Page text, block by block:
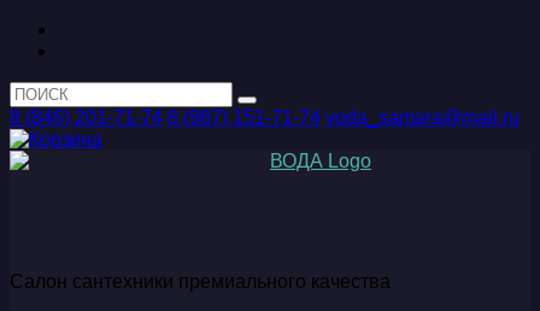
8 (846) 201-71-74 8 (987) 151-71-74 voda_samara@mail.ru
Салон сантехники премиального качества